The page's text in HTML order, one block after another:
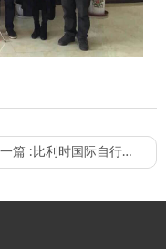
一篇 : 比利时国际自行车展